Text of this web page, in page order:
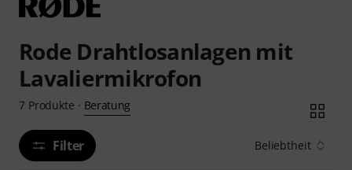
Rode Drahtlosanlagen mit
Lavaliermikrofon
7 Produkte · Beratung
Filter Beliebtheit